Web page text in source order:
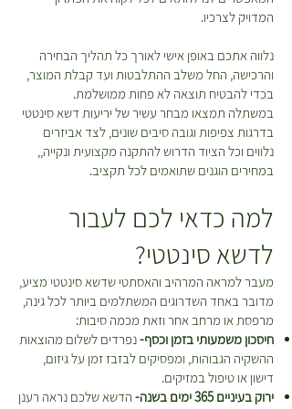
ובחרתם להחזיר פריטים תהיה עלות
המקוריים ואלו יקוזזו מהזיכוי שמגיע
לכם. *יש לטפל בצמחים על פי
ההוראות המופיעות על גבי כל צמח
בעמוד המוצר עד למועד ביצוע
ההחזרה\החלפה.
המדויק לצרכיו.
נלווה אתכם באופן אישי לאורך כל תהליך הבחירה
והרכישה, החל משלב ההתלבטות ועד קבלת המוצר,
בכדי להבטיח תוצאה לא פחות ממושלמת.
במשתלה תמצאו מבחר עשיר של יריעות דשא סינטטי
בדרגות צפיפות וגובה סיבים שונים, לצד אביזרים
נלווים וכל הציוד הדרוש להתקנה מקצועית ונקייה,,
במחירים הוגנים שתואמים לכל תקציב.
למה כדאי לכם לעבור
לדשא סינטטי?
מעבר למראה המרהיב והאסתטי שדשא סינטטי מציע,
מדובר באחד השדרוגים המשתלמים ביותר לכל גינה,
מרפסת או מרחב אחר וזאת מכמה סיבות:
חיסכון משמעותי בזמן וכסף-נפרדים לשלום מהוצאות
ההשקיה הגבוהות, ומפסיקים לבזבז זמן על גיזום,
דישון או טיפול במזיקים.
ירוק בעיניים 365 ימים בשנה-
הדשא שלכם נראה רענן